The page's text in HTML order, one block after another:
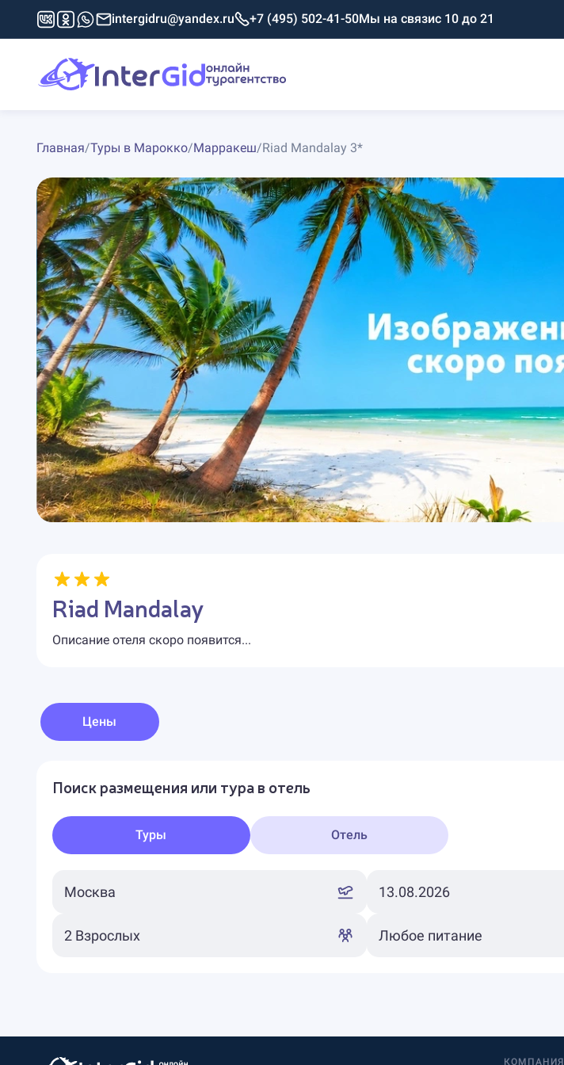
intergidru@yandex.ru +7 (495) 502-41-50Мы на связис 10 до 21
Главная/Туры в Марокко/Марракеш/Riad Mandalay 3*
Riad Mandalay
Описание отеля скоро появится...
Цены
Поиск размещения или тура в отель
Туры Отель
КОМПАНИЯ